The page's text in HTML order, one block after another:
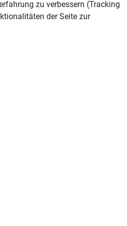
zu verbessern (Tracking
der Seite zur